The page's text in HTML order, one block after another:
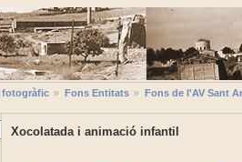
fotogràfic Fons Entitats
Fons de l'AV Sant
Xocolatada i animació infantil